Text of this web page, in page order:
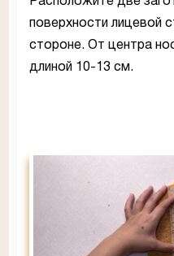
поверхности лицевой
стороне. От центра
длиной 10-13 см.